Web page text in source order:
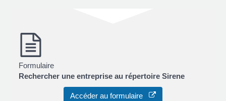
Formulaire
Rechercher une entreprise au répertoire Sirene
Accéder au formulaire